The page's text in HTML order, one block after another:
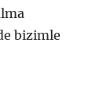
bizimle